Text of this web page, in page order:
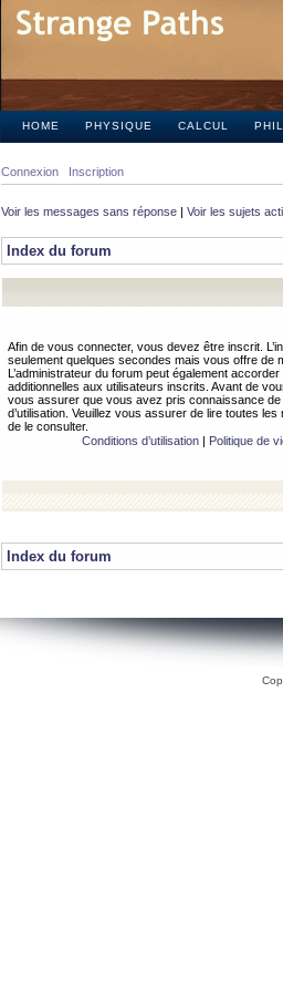
HOME PHYSIQUE CALCUL
Connexion Inscription
Voir les messages sans réponse | Voir les sujets
Index du forum
Afin de vous connecter, vous devez être inscrit.
seulement quelques secondes mais vous offre de
L’administrateur du forum peut également
additionnelles aux utilisateurs inscrits. Avant de
vous assurer que vous avez pris connaissance de
d’utilisation. Veuillez vous assurer de lire toutes
de le consulter.
Conditions d’utilisation| Politique de
Index du forum